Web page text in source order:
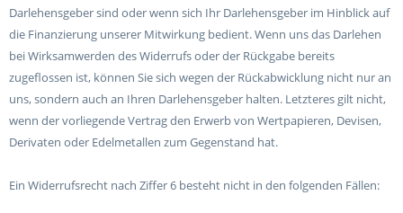
Darlehensgeber sind oder wenn sich Ihr Darlehensgeber im Hinblick auf
die Finanzierung unserer Mitwirkung bedient. Wenn uns das Darlehen
bei Wirksamwerden des Widerrufs oder der Rückgabe bereits
zugeflossen ist, können Sie sich wegen der Rückabwicklung nicht nur an
uns, sondern auch an Ihren Darlehensgeber halten. Letzteres gilt nicht,
wenn der vorliegende Vertrag den Erwerb von Wertpapieren, Devisen,
Derivaten oder Edelmetallen zum Gegenstand hat.
Ein Widerrufsrecht nach Ziffer 6 besteht nicht in den folgenden Fällen: